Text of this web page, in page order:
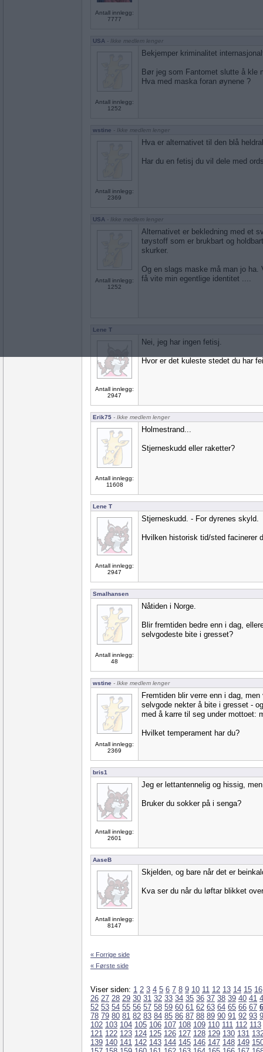
Antall innlegg:
7777
USA - Ikke medlem lenger
Antall innlegg:
1252
Bekjemper kriminalitet
Bør jeg som Fantomet slutte å kle
Hva med maska foran øynene ?
wstine - Ikke medlem lenger
Antall innlegg:
2369
Hva er alternativet til den blå
Har du en fetisj du vil dele med
USA - Ikke medlem lenger
Antall innlegg:
1252
Alternativet er bekledning med et
tøystoff som er brukbart og
skurker.
Og en slags maske må man jo
få vite min egentlige identitet ....
Lene T
Antall innlegg:
2947
Nei, jeg har ingen fetisj.
Hvor er det kuleste stedet du har
Erik75 - Ikke medlem lenger
Antall innlegg:
11608
Holmestrand...
Stjerneskudd eller raketter?
Lene T
Antall innlegg:
2947
Stjerneskudd. - For dyrenes skyld.
Hvilken historisk tid/sted facinerer
Smalhansen
Antall innlegg:
48
Nåtiden i Norge.
Blir fremtiden bedre enn i dag,
selvgodeste bite i gresset?
wstine - Ikke medlem lenger
Antall innlegg:
2369
Fremtiden blir verre enn i dag,
selvgode nekter å bite i gresset -
med å karre til seg under mottoet:
Hvilket temperament har du?
bris1
Antall innlegg:
2601
Jeg er lettantennelig og hissig,
Bruker du sokker på i senga?
AaseB
Antall innlegg:
8147
Skjelden, og bare når det er
Kva ser du når du løftar blikket
« Forrige side
« Første side
Viser siden: 1 2 3 4 5 6 7 8 9 10 11 12 13 14 15 16
26 27 28 29 30 31 32 33 34 35 36 37 38 39 40 41
52 53 54 55 56 57 58 59 60 61 62 63 64 65 66 67
78 79 80 81 82 83 84 85 86 87 88 89 90 91 92 93
102 103 104 105 106 107 108 109 110 111 112 113
121 122 123 124 125 126 127 128 129 130 131
139 140 141 142 143 144 145 146 147 148 149